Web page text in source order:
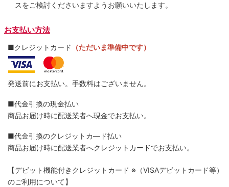
スをご検討くださいますようお願いいたします。
お支払い方法
■クレジットカード （ただいま準備中です）
発送前にお支払い。手数料はございません。
■代金引換の現金払い
商品お届け時に配送業者へ現金でお支払い。
■代金引換のクレジットカ―ド払い
商品お届け時に配送業者へクレジットカードでお支払い。
【デビット機能付きクレジットカード ※（VISAデビットカード等）
のご利用について】